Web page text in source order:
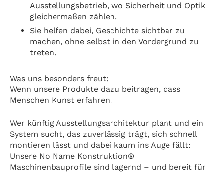
Ausstellungsbetrieb, wo Sicherheit und Optik
gleichermaßen zählen.
Sie helfen dabei, Geschichte sichtbar zu
machen, ohne selbst in den Vordergrund zu
treten.
Was uns besonders freut:
Wenn unsere Produkte dazu beitragen, dass
Menschen Kunst erfahren.
Wer künftig Ausstellungsarchitektur plant und ein
System sucht, das zuverlässig trägt, sich schnell
montieren lässt und dabei kaum ins Auge fällt:
Unsere No Name Konstruktion®
Maschinenbauprofile sind lagernd – und bereit für